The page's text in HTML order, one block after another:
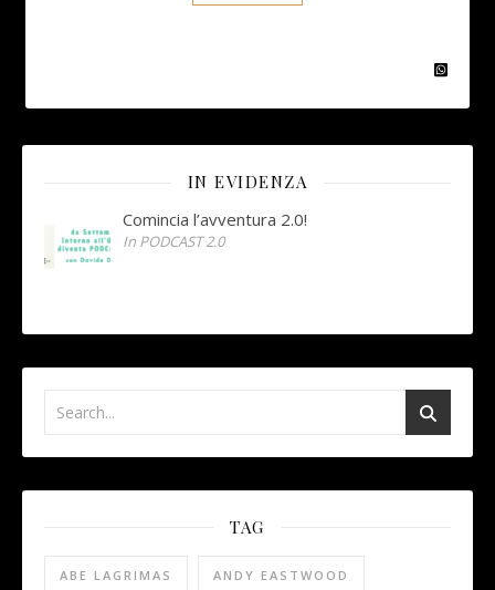
IN EVIDENZA
Comincia l’avventura 2.0!
In PODCAST 2.0
TAG
ABE LAGRIMAS ANDY EASTWOOD